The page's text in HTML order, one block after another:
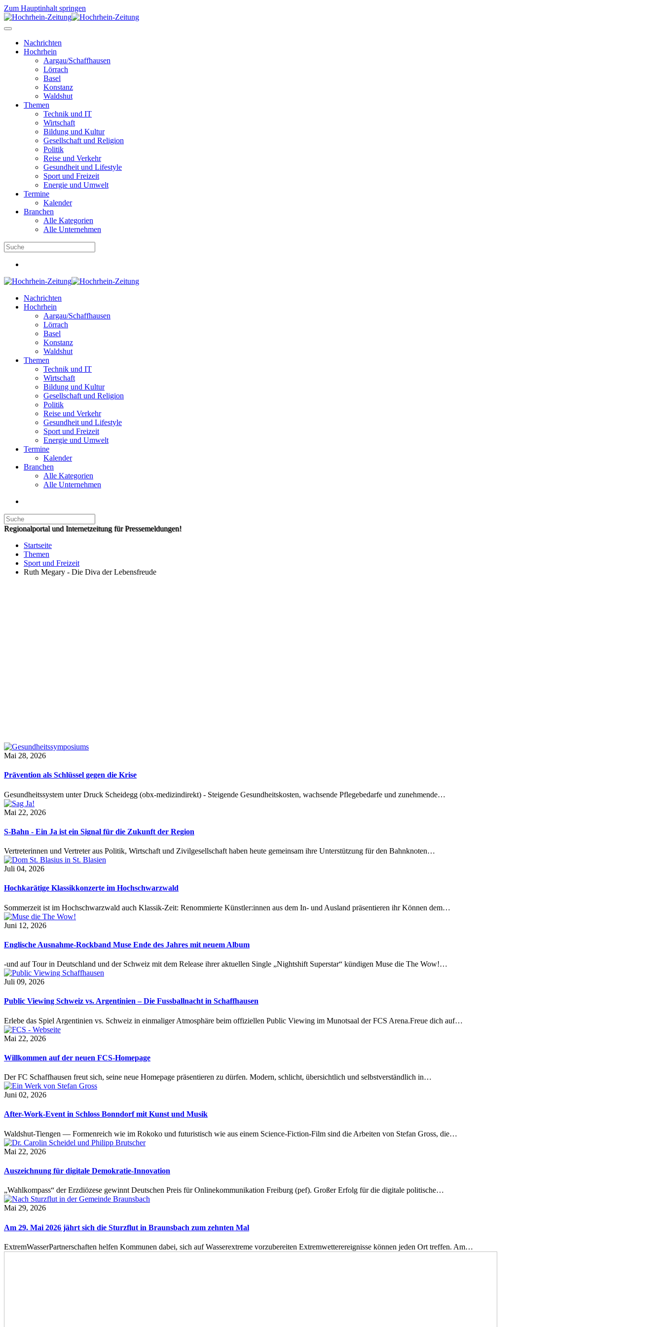
Zum Hauptinhalt springen
Nachrichten
Hochrhein
Aargau/Schaffhausen
Lörrach
Basel
Konstanz
Waldshut
Themen
Technik und IT
Wirtschaft
Bildung und Kultur
Gesellschaft und Religion
Politik
Reise und Verkehr
Gesundheit und Lifestyle
Sport und Freizeit
Energie und Umwelt
Termine
Kalender
Branchen
Alle Kategorien
Alle Unternehmen
Nachrichten
Hochrhein
Aargau/Schaffhausen
Lörrach
Basel
Konstanz
Waldshut
Themen
Technik und IT
Wirtschaft
Bildung und Kultur
Gesellschaft und Religion
Politik
Reise und Verkehr
Gesundheit und Lifestyle
Sport und Freizeit
Energie und Umwelt
Termine
Kalender
Branchen
Alle Kategorien
Alle Unternehmen
Regionalportal und Internetzeitung für Pressemeldungen!
Startseite
Themen
Sport und Freizeit
Ruth Megary - Die Diva der Lebensfreude
Mai 28, 2026
Prävention als Schlüssel gegen die Krise
Gesundheitssystem unter Druck Scheidegg (obx-medizindirekt) - Steigende Gesundheitskosten, wachsende Pflegebedarfe und zunehmende…
Mai 22, 2026
S-Bahn - Ein Ja ist ein Signal für die Zukunft der Region
Vertreterinnen und Vertreter aus Politik, Wirtschaft und Zivilgesellschaft haben heute gemeinsam ihre Unterstützung für den Bahnknoten…
Juli 04, 2026
Hochkarätige Klassikkonzerte im Hochschwarzwald
Sommerzeit ist im Hochschwarzwald auch Klassik-Zeit: Renommierte Künstler:innen aus dem In- und Ausland präsentieren ihr Können dem…
Juni 12, 2026
Englische Ausnahme-Rockband Muse Ende des Jahres mit neuem Album
-und auf Tour in Deutschland und der Schweiz mit dem Release ihrer aktuellen Single „Nightshift Superstar“ kündigen Muse die The Wow!…
Juli 09, 2026
Public Viewing Schweiz vs. Argentinien – Die Fussballnacht in Schaffhausen
Erlebe das Spiel Argentinien vs. Schweiz in einmaliger Atmosphäre beim offiziellen Public Viewing im Munotsaal der FCS Arena.Freue dich auf…
Mai 22, 2026
Willkommen auf der neuen FCS-Homepage
Der FC Schaffhausen freut sich, seine neue Homepage präsentieren zu dürfen. Modern, schlicht, übersichtlich und selbstverständlich in…
Juni 02, 2026
After-Work-Event in Schloss Bonndorf mit Kunst und Musik
Waldshut-Tiengen — Formenreich wie im Rokoko und futuristisch wie aus einem Science-Fiction-Film sind die Arbeiten von Stefan Gross, die…
Mai 22, 2026
Auszeichnung für digitale Demokratie-Innovation
„Wahlkompass“ der Erzdiözese gewinnt Deutschen Preis für Onlinekommunikation Freiburg (pef). Großer Erfolg für die digitale politische…
Mai 29, 2026
Am 29. Mai 2026 jährt sich die Sturzflut in Braunsbach zum zehnten Mal
ExtremWasserPartnerschaften helfen Kommunen dabei, sich auf Wasserextreme vorzubereiten Extremwetterereignisse können jeden Ort treffen. Am…